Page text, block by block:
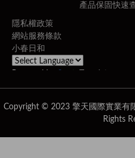
產品保固快速
隱私權政策
網站服務條款
小春日和
Copyright © 2023 擎天國際實業有
Rights